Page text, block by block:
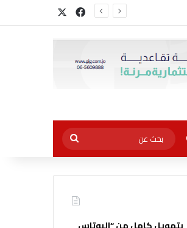
فيسبوك
الوضع المظلم
بحث
عن